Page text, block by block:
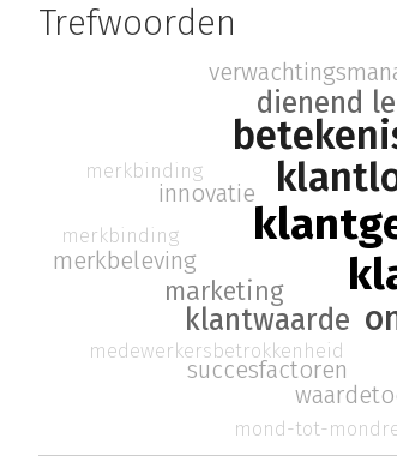
Trefwoorden
dienend
klantwaarde
marketing
succesfactoren
merkbeleving
innovatie
merkbinding
medewerkersbetrokkenheid
merkbinding
mond-tot-